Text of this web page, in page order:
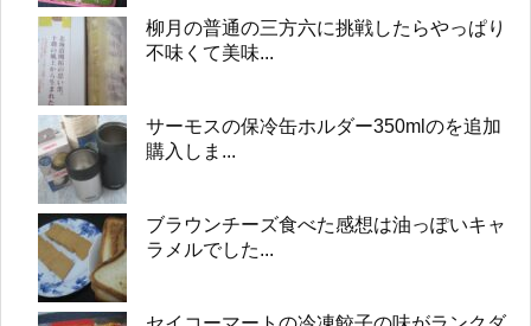
柳月の普通の三方六に挑戦したらやっぱり
不味くて美味...
サーモスの保冷缶ホルダー350mlのを追加
購入しま...
ブラウンチーズ食べた感想は油っぽいキャ
ラメルでした...